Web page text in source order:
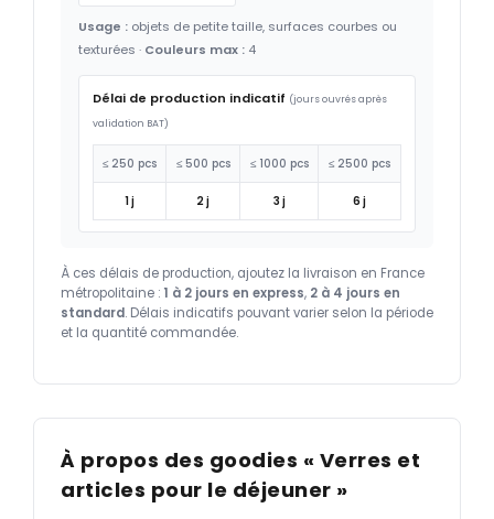
Usage : objets de petite taille, surfaces courbes ou
texturées · Couleurs max : 4
Délai de production indicatif (jours ouvrés après
validation BAT)
≤ 250 pcs ≤ 500 pcs ≤ 1000 pcs ≤ 2500 pcs
1 j 2 j 3 j 6 j
À ces délais de production, ajoutez la livraison en France
métropolitaine : 1 à 2 jours en express, 2 à 4 jours en
standard. Délais indicatifs pouvant varier selon la période
et la quantité commandée.
À propos des goodies « Verres et
articles pour le déjeuner »